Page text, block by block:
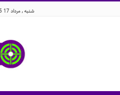
شنبه , مرداد 17 1405